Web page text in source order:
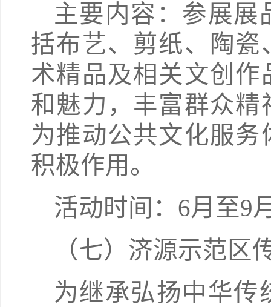
主要内容：参展展
括布艺、剪纸、陶
术精品及相关文创
和魅力，丰富群众
为推动公共文化服
积极作用。
活动时间：6月至9
（七）济源示范区
为继承弘扬中华传